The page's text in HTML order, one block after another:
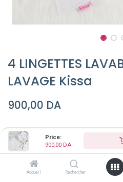
Price:
900,00 DA
Accueil Rechercher
4 LINGETTES
LAVAGE Kissa
900,00 DA
Modèle (Optionel)